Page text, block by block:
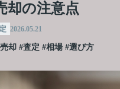
却の注意点
2026.05.21
却 #査定 #相場 #選び方